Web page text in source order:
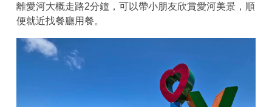
離愛河大概走路2分鐘，可以帶小朋友欣賞愛河美景，順
便就近找餐廳用餐。